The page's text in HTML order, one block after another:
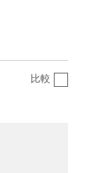
比較